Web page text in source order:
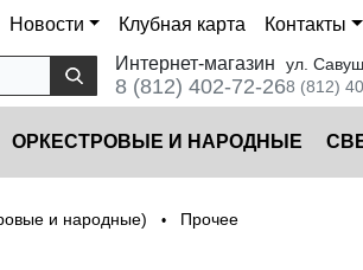
Новости Клубная карта
Контакты
Интернет-магазин
8 (812) 402-72-26
ул.
8 (812)
ОРКЕСТРОВЫЕ И НАРОДНЫЕ
и народные) • Прочее